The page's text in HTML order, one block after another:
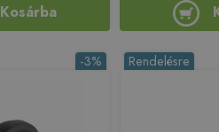
Kosárba
-3% Rendelésre